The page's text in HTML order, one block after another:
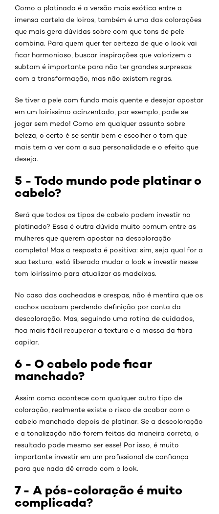
Como o platinado é a versão mais exótica entre a
imensa cartela de loiros, também é uma das colorações
que mais gera dúvidas sobre com que tons de pele
combina. Para quem quer ter certeza de que o look vai
ficar harmonioso, buscar inspirações que valorizem o
subtom é importante para não ter grandes surpresas
com a transformação, mas não existem regras.
Se tiver a pele com fundo mais quente e desejar apostar
em um loiríssimo acinzentado, por exemplo, pode se
jogar sem medo! Como em qualquer assunto sobre
beleza, o certo é se sentir bem e escolher o tom que
mais tem a ver com a sua personalidade e o efeito que
deseja.
5 - Todo mundo pode platinar o
cabelo?
Será que todos os tipos de cabelo podem investir no
platinado? Essa é outra dúvida muito comum entre as
mulheres que querem apostar na descoloração
completa! Mas a resposta é positiva: sim, seja qual for a
sua textura, está liberado mudar o look e investir nesse
tom loiríssimo para atualizar as madeixas.
No caso das cacheadas e crespas, não é mentira que os
cachos acabam perdendo definição por conta da
descoloração. Mas, seguindo uma rotina de cuidados,
fica mais fácil recuperar a textura e a massa da fibra
capilar.
6 - O cabelo pode ficar
manchado?
Assim como acontece com qualquer outro tipo de
coloração, realmente existe o risco de acabar com o
cabelo manchado depois de platinar. Se a descoloração
e a tonalização não forem feitas da maneira correta, o
resultado pode mesmo ser esse! Por isso, é muito
importante investir em um profissional de confiança
para que nada dê errado com o look.
7 - A pós-coloração é muito
complicada?